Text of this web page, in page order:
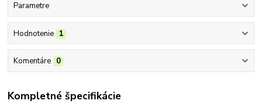
Parametre
Hodnotenie 1
Komentáre 0
Kompletné špecifikácie